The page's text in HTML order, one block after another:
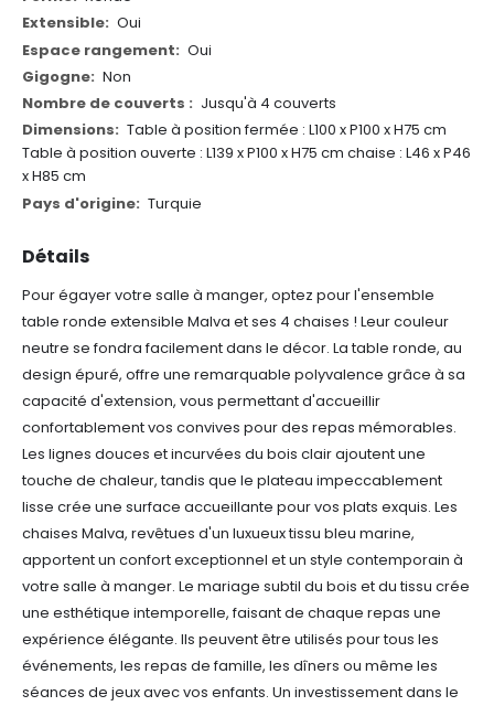
Détails
Pour égayer votre salle à manger, optez pour l'ensemble
table ronde extensible Malva et ses 4 chaises ! Leur couleur
neutre se fondra facilement dans le décor. La table ronde, au
design épuré, offre une remarquable polyvalence grâce à sa
capacité d'extension, vous permettant d'accueillir
confortablement vos convives pour des repas mémorables.
Les lignes douces et incurvées du bois clair ajoutent une
touche de chaleur, tandis que le plateau impeccablement
lisse crée une surface accueillante pour vos plats exquis. Les
chaises Malva, revêtues d'un luxueux tissu bleu marine,
apportent un confort exceptionnel et un style contemporain à
votre salle à manger. Le mariage subtil du bois et du tissu crée
une esthétique intemporelle, faisant de chaque repas une
expérience élégante. Ils peuvent être utilisés pour tous les
événements, les repas de famille, les dîners ou même les
séances de jeux avec vos enfants. Un investissement dans le
Oui
Oui
Non
Jusqu'à 4 couverts
Table à position fermée : L100 x P100 x H75 cm
Table à position ouverte : L139 x P100 x H75 cm chaise : L46 x P46
x H85 cm
Turquie